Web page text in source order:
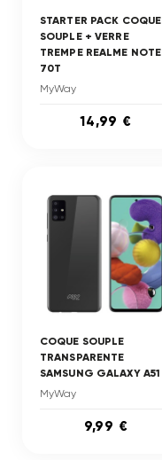
STARTER PACK COQUE
SOUPLE + VERRE
TREMPE REALME NOTE
70T
MyWay
14,99 €
COQUE SOUPLE
TRANSPARENTE
SAMSUNG GALAXY A51
MyWay
9,99 €